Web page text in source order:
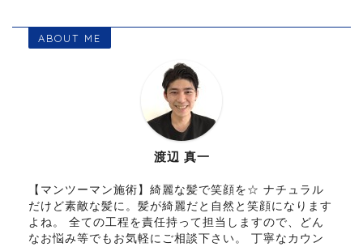
ABOUT ME
渡辺 真一
【マンツーマン施術】綺麗な髪で笑顔を☆ ナチュラル
だけど素敵な髪に。髪が綺麗だと自然と笑顔になります
よね。 全ての工程を責任持って担当しますので、どん
なお悩み等でもお気軽にご相談下さい。 丁寧なカウン